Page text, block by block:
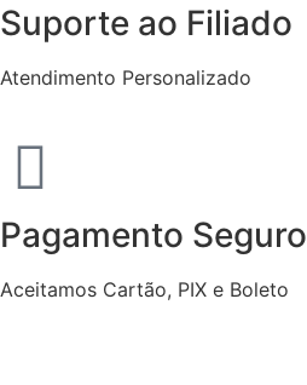
Suporte ao Filiado
Atendimento Personalizado
Pagamento Seguro
Aceitamos Cartão, PIX e Boleto